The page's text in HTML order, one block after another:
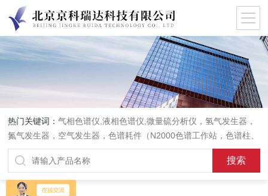
热门关键词：气相色谱仪,液相色谱仪,微量硫分析仪，氢气发生器，
氮气发生器，空气发生器，色谱耗件（N2000色谱工作站，色谱柱、
阀件、进样器、色谱担体），顶空进样器，热解析仪，紫外分光光度
计，原子吸收分光光度计，傅立叶红外光谱仪，分析天平等常规实验
室产品。